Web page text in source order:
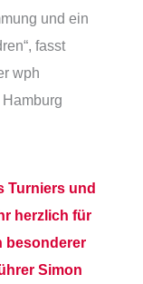
und ein
fasst
wph
Turniers und
herzlich für
besonderer
Simon